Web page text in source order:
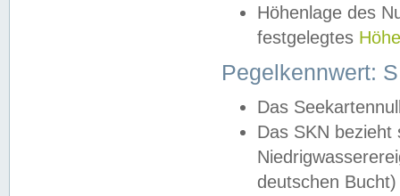
Höhenlage des
festgelegtes
Pegelkennwert:
Das
Das SKN
deutschen